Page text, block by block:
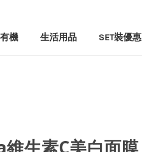
機 生活用品 SET裝優惠
維生素C美白面膜